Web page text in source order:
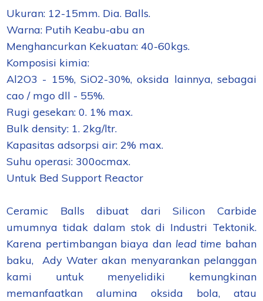
Ukuran: 12-15mm. Dia. Balls.
Warna: Putih Keabu-abu an
Menghancurkan Kekuatan: 40-60kgs.
Komposisi kimia:
Al2O3 - 15%, SiO2-30%, oksida lainnya, sebagai
cao / mgo dll - 55%.
Rugi gesekan: 0. 1% max.
Bulk density: 1. 2kg/ltr.
Kapasitas adsorpsi air: 2% max.
Suhu operasi: 300ocmax.
Untuk Bed Support Reactor
Ceramic Balls dibuat dari Silicon
Carbide
umumnya tidak dalam stok di Industri Tektonik.
Karena pertimbangan biaya dan lead time bahan
baku, Ady Waterakan menyarankan pelanggan
kami untuk
menyelidiki kemungkinan
memanfaatkan
alumina oksida bola, atau